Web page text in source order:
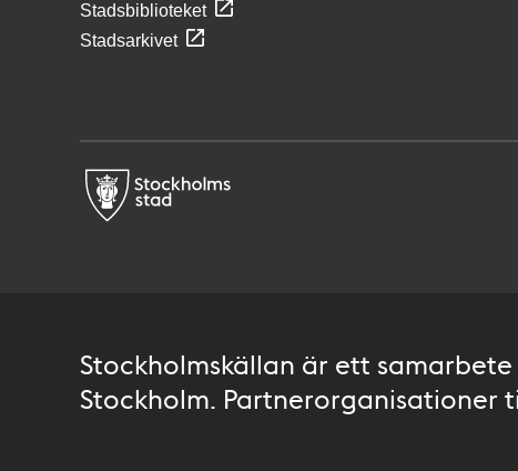
Stadsbiblioteket
Stadsarkivet
Stockholmskällan är ett
Stockholm. Partnerorganisationer